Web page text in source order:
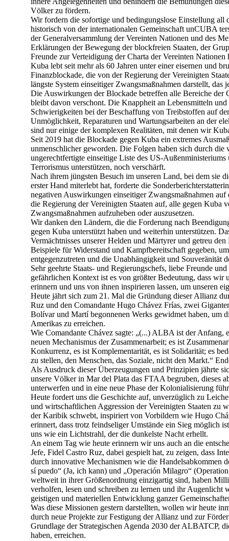
Völker zu fördern.
Wir fordern die sofortige und bedingungslose Einstellung all
historisch von der internationalen Gemeinschaft unCUBA
der Generalversammlung der Vereinten Nationen und des
Erklärungen der Bewegung der blockfreien Staaten, der
Freunde zur Verteidigung der Charta der Vereinten Nationen
Kuba lebt seit mehr als 60 Jahren unter einer eisernen und
Finanzblockade, die von der Regierung der Vereinigten
längste System einseitiger Zwangsmaßnahmen darstellt, das
Die Auswirkungen der Blockade betreffen alle Bereiche der
bleibt davon verschont. Die Knappheit an Lebensmitteln
Schwierigkeiten bei der Beschaffung von Treibstoffen auf
Unmöglichkeit, Reparaturen und Wartungsarbeiten an der
sind nur einige der komplexen Realitäten, mit denen wir
Seit 2019 hat die Blockade gegen Kuba ein extremes
unmenschlicher geworden. Die Folgen haben sich durch
ungerechtfertigte einseitige Liste des US-Außenministeriums
Terrorismus unterstützen, noch verschärft.
Nach ihrem jüngsten Besuch im unseren Land, bei dem sie
erster Hand miterlebt hat, forderte die
negativen Auswirkungen einseitiger Zwangsmaßnahmen
die Regierung der Vereinigten Staaten auf, alle gegen Kuba
Zwangsmaßnahmen aufzuheben oder auszusetzen.
Wir danken den Ländern, die die Forderung nach
gegen Kuba unterstützt haben und weiterhin unterstützen.
Vermächtnisses unserer Helden und Märtyrer und getreu
Beispiele für Widerstand und Kampfbereitschaft gegeben,
entgegenzutreten und die Unabhängigkeit und Souveränität
Sehr geehrte Staats- und Regierungschefs, liebe Freunde
gefährlichen Kontext ist es von größter Bedeutung, dass
erinnern und uns von ihnen inspirieren lassen, um unseren
Heute jährt sich zum 21. Mal die Gründung dieser Allianz
Ruz und den Comandante Hugo Chávez Frías, zwei
Bolívar und Martí begonnenen Werks gewidmet haben, um
Amerikas zu erreichen.
Wie Comandante Chávez sagte: „(...) ALBA ist der Anfang,
neuen Mechanismus der Zusammenarbeit; es ist
Konkurrenz, es ist Komplementarität, es ist Solidarität; es
zu stellen, den Menschen, das Soziale, nicht den Markt.“
Als Ausdruck dieser Überzeugungen und Prinzipien jährte
unsere Völker in Mar del Plata das FTAA begruben, dieses
unterwerfen und in eine neue Phase der Kolonialisierung
Heute fordert uns die Geschichte auf, unverzüglich zu
und wirtschaftlichen Aggression der Vereinigten Staaten zu
der Karibik schwebt, inspiriert von Vorbildern wie Hugo
erinnert, dass trotz feindseliger Umstände ein Sieg möglich
uns wie ein Lichtstrahl, der die dunkelste Nacht erhellt.
An einem Tag wie heute erinnern wir uns auch an die
Jefe, Fidel Castro Ruz, dabei gespielt hat, zu zeigen, dass
durch innovative Mechanismen wie die Handelsabkommen
sí puedo“ (Ja, ich kann) und „Operación Milagro“
weltweit in ihrer Größenordnung einzigartig sind, haben
verholfen, lesen und schreiben zu lernen und ihr Augenlicht
geistigen und materiellen Entwicklung ganzer
Was diese Missionen gestern darstellten, wollen wir heute
durch neue Projekte zur Festigung der Allianz und zur
Grundlage der Strategischen Agenda 2030 der ALBATCP,
haben, erreichen.